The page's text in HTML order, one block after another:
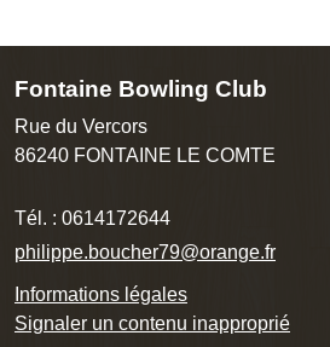
Fontaine Bowling Club
Rue du Vercors
86240 FONTAINE LE COMTE
Tél. : 0614172644
philippe.boucher79@orange.fr
Informations légales
Signaler un contenu inapproprié